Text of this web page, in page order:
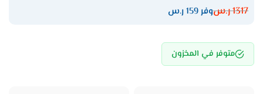
1317ر.سوفر 159 ر.س
متوفر في المخزون